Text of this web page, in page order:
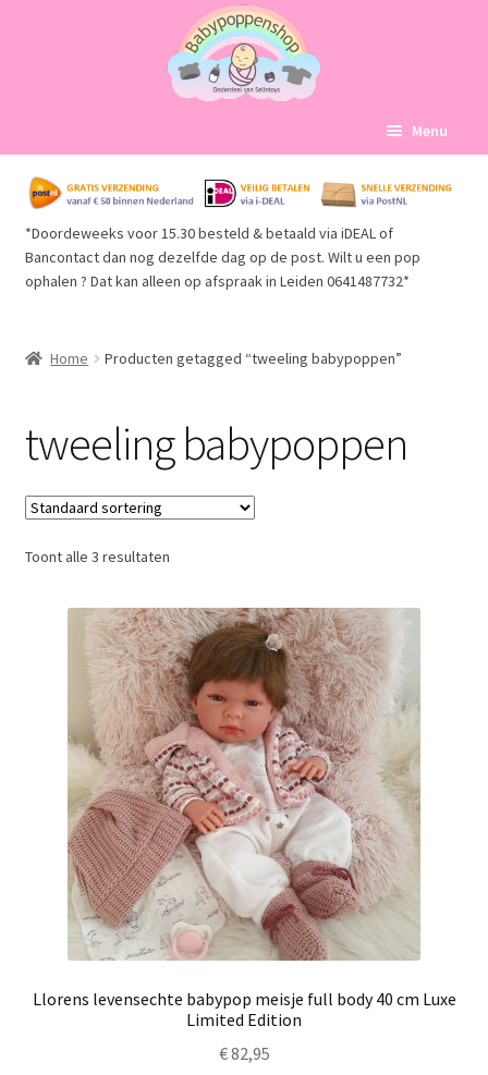
naar
navigatie
de
inhoud
Menu
Home
Babypoppen Afdelingen
Mijn account
*Doordeweeks voor 15.30 besteld & betaald via iDEAL of
Bancontact dan nog dezelfde dag op de post. Wilt u een pop
ophalen ? Dat kan alleen op afspraak in Leiden 0641487732*
Home Producten getagged “tweeling babypoppen”
tweeling babypoppen
Toont alle 3 resultaten
Llorens levensechte babypop meisje full body 40 cm Luxe
Limited Edition
€82,95